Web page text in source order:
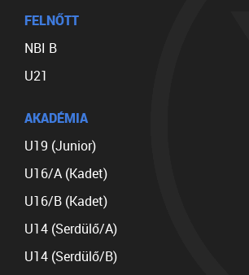
FELNŐTT
NBI B
U21
AKADÉMIA
U19 (Junior)
U16/A (Kadet)
U16/B (Kadet)
U14 (Serdülő/A)
U14 (Serdülő/B)